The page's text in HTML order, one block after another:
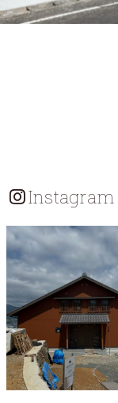
Instagram
tomohouseinc